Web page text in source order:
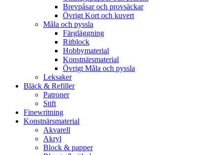
Brevpåsar och provsäckar
Övrigt Kort och kuvert
Måla och pyssla
Färgläggning
Ritblock
Hobbymaterial
Konstnärsmaterial
Övrigt Måla och pyssla
Leksaker
Bläck & Refiller
Patroner
Stift
Finewritning
Konstnärsmaterial
Akvarell
Akryl
Block & papper